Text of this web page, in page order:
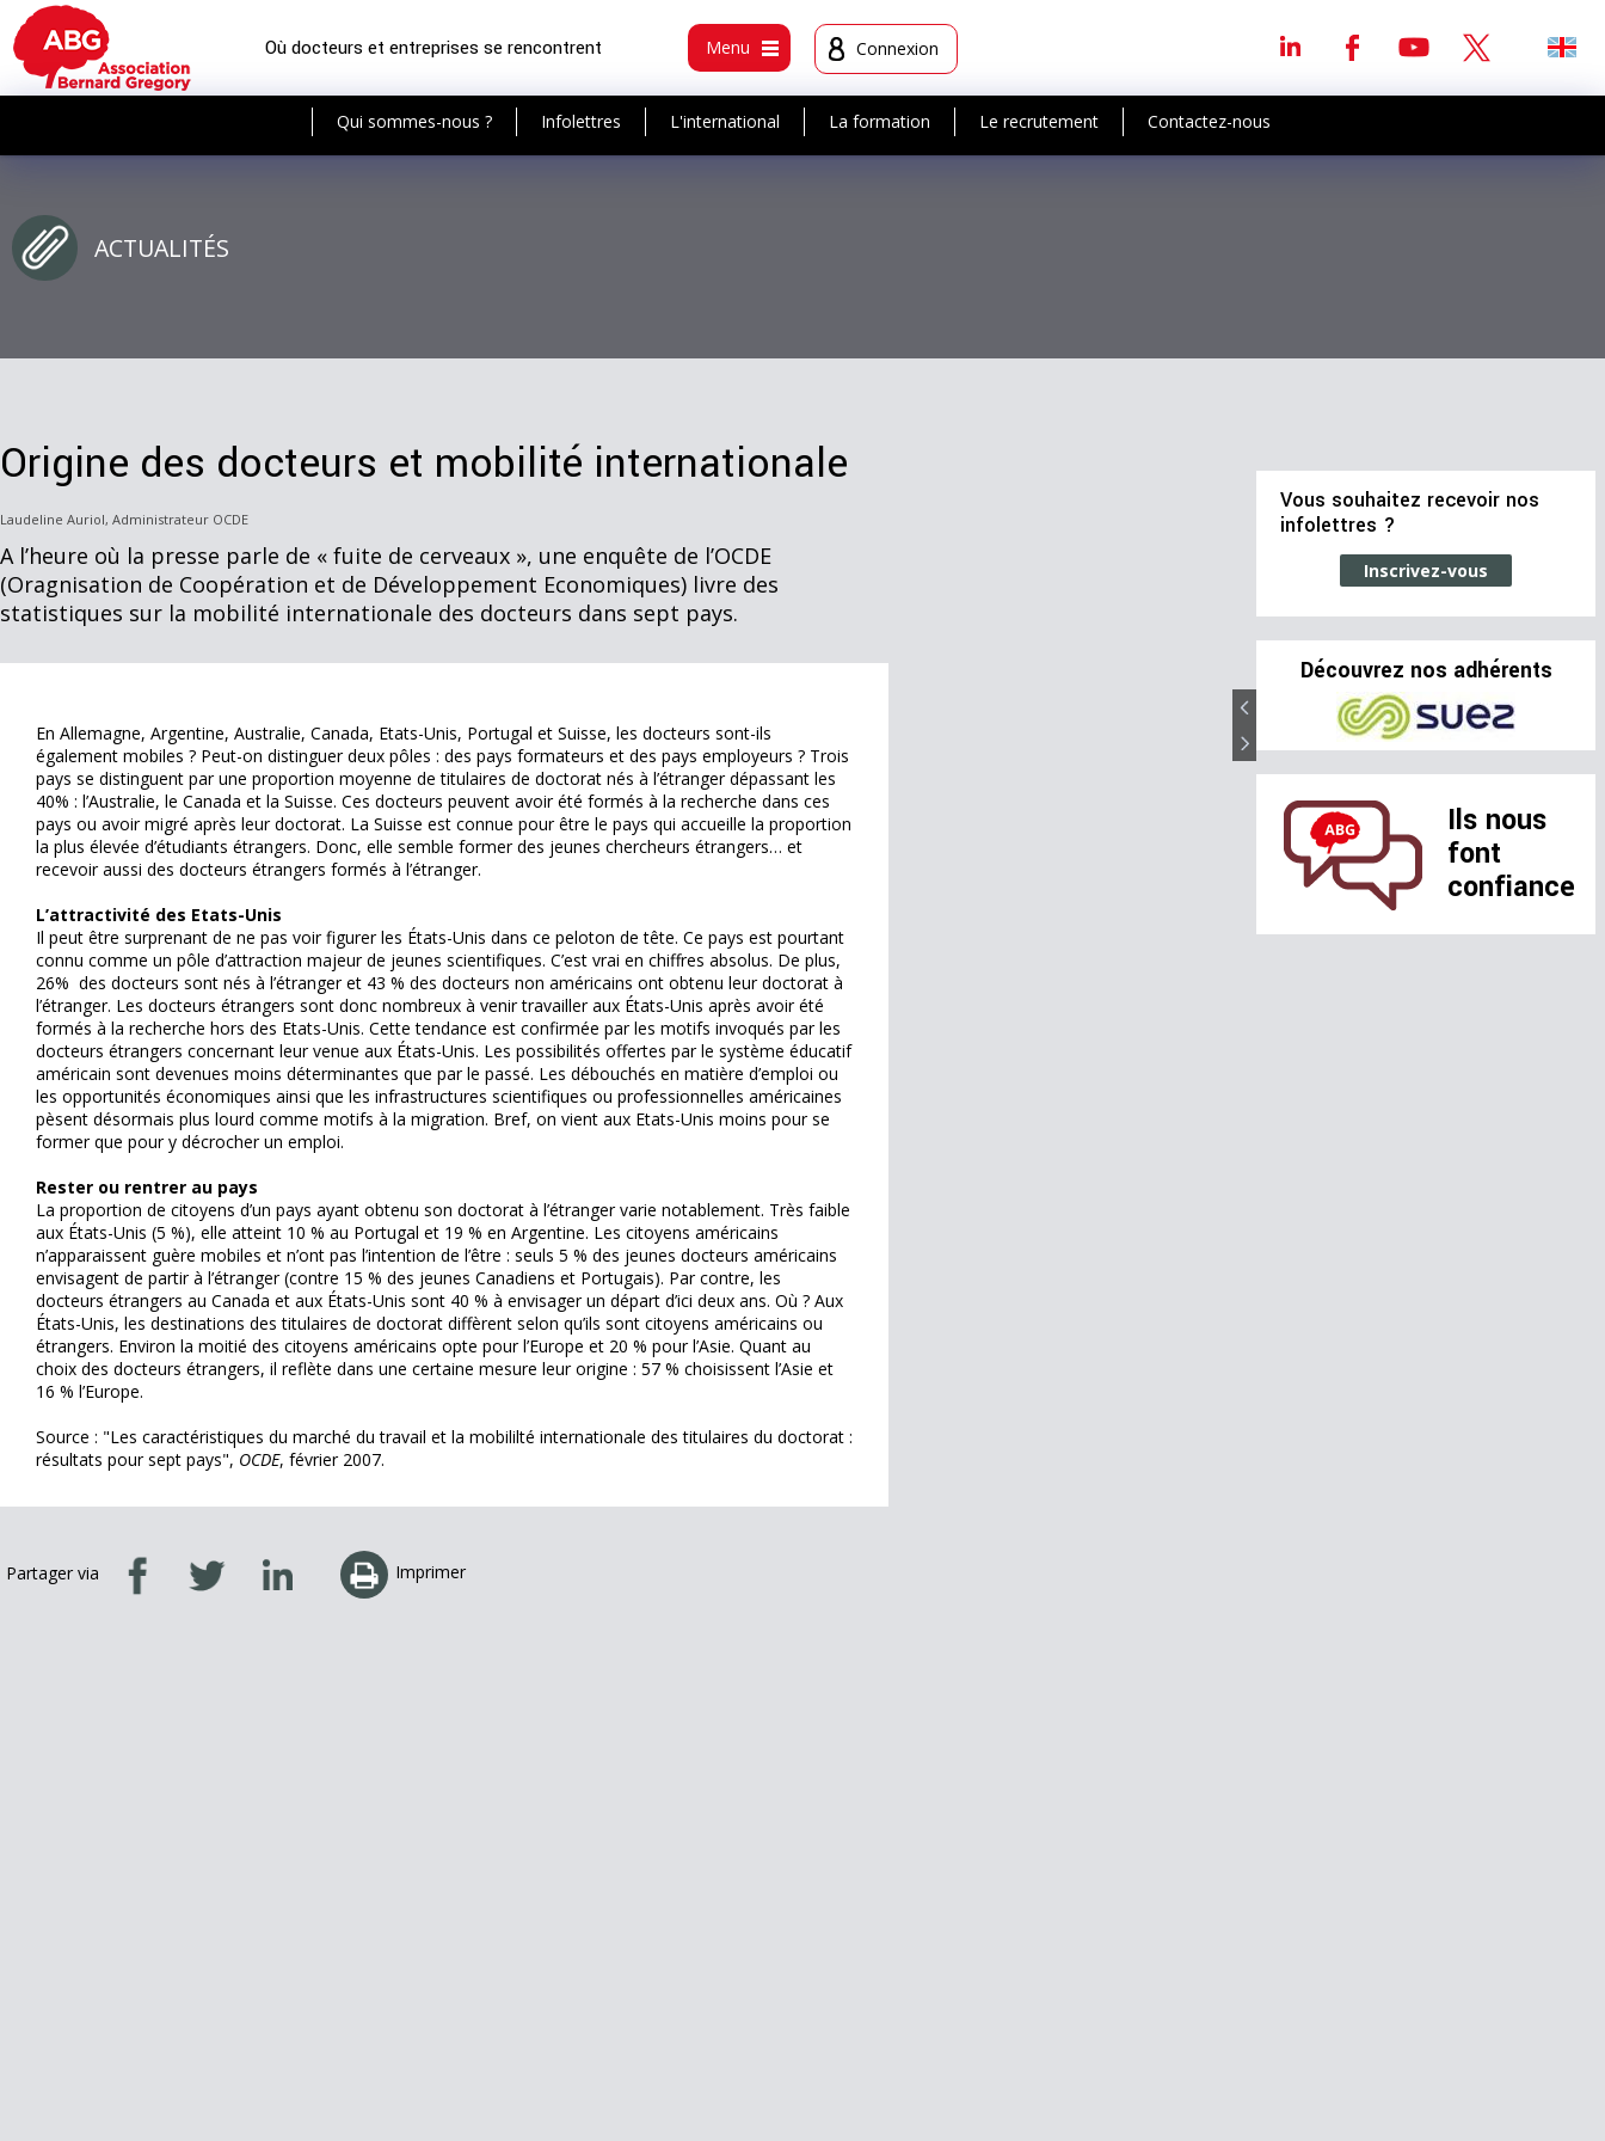
Où docteurs et entreprises se rencontrent Menu Connexion
Qui sommes-nous ? Infolettres L'international La formation Le recrutement Contactez-nous
ACTUALITÉS
Origine des docteurs et mobilité internationale
Laudeline Auriol, Administrateur OCDE
A l’heure où la presse parle de « fuite de cerveaux », une enquête de l’OCDE
(Oragnisation de Coopération et de Développement Economiques) livre des
statistiques sur la mobilité internationale des docteurs dans sept pays.
En Allemagne, Argentine, Australie, Canada, Etats-Unis, Portugal et Suisse, les docteurs sont-ils
également mobiles ? Peut-on distinguer deux pôles : des pays formateurs et des pays employeurs ? Trois
pays se distinguent par une proportion moyenne de titulaires de doctorat nés à l’étranger dépassant les
40% : l’Australie, le Canada et la Suisse. Ces docteurs peuvent avoir été formés à la recherche dans ces
pays ou avoir migré après leur doctorat. La Suisse est connue pour être le pays qui accueille la proportion
la plus élevée d’étudiants étrangers. Donc, elle semble former des jeunes chercheurs étrangers… et
recevoir aussi des docteurs étrangers formés à l’étranger.
L’attractivité des Etats-Unis
Il peut être surprenant de ne pas voir figurer les États-Unis dans ce peloton de tête. Ce pays est pourtant
connu comme un pôle d’attraction majeur de jeunes scientifiques. C’est vrai en chiffres absolus. De plus,
26% des docteurs sont nés à l’étranger et 43 % des docteurs non américains ont obtenu leur doctorat à
l’étranger. Les docteurs étrangers sont donc nombreux à venir travailler aux États-Unis après avoir été
formés à la recherche hors des Etats-Unis. Cette tendance est confirmée par les motifs invoqués par les
docteurs étrangers concernant leur venue aux États-Unis. Les possibilités offertes par le système éducatif
américain sont devenues moins déterminantes que par le passé. Les débouchés en matière d’emploi ou
les opportunités économiques ainsi que les infrastructures scientifiques ou professionnelles américaines
pèsent désormais plus lourd comme motifs à la migration. Bref, on vient aux Etats-Unis moins pour se
former que pour y décrocher un emploi.
Rester ou rentrer au pays
La proportion de citoyens d’un pays ayant obtenu son doctorat à l’étranger varie notablement. Très faible
aux États-Unis (5 %), elle atteint 10 % au Portugal et 19 % en Argentine. Les citoyens américains
n’apparaissent guère mobiles et n’ont pas l’intention de l’être : seuls 5 % des jeunes docteurs américains
envisagent de partir à l’étranger (contre 15 % des jeunes Canadiens et Portugais). Par contre, les
docteurs étrangers au Canada et aux États-Unis sont 40 % à envisager un départ d’ici deux ans. Où ? Aux
États-Unis, les destinations des titulaires de doctorat diffèrent selon qu’ils sont citoyens américains ou
étrangers. Environ la moitié des citoyens américains opte pour l’Europe et 20 % pour l’Asie. Quant au
choix des docteurs étrangers, il reflète dans une certaine mesure leur origine : 57 % choisissent l’Asie et
16 % l’Europe.
Source : "Les caractéristiques du marché du travail et la mobililté internationale des titulaires du doctorat :
résultats pour sept pays", OCDE, février 2007.
Partager via Imprimer
Vous souhaitez recevoir nos
infolettres ?
Inscrivez-vous
Découvrez nos adhérents
Ils nous
font
confiance